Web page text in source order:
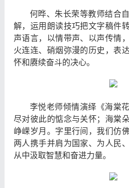
何晔、朱长荣等教师结合
解，运用朗读技巧把文字稿件
声语言，以情带声、以声传情
火连连、硝烟弥漫的历史，表
怀和赓续奋斗的决心。
李悦老师倾情演绎《海棠
尽对彼此的惦念与关怀；海棠
峥嵘岁月。字里行间，我们仿
两人携手并肩为国家、为人民
从中汲取智慧和奋进力量。